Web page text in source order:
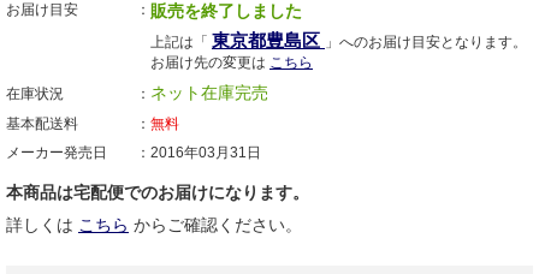
お届け目安
販売を終了しました
上記は「 東京都豊島区 」へのお届け目安となります。
お届け先の変更は こちら
在庫状況
ネット在庫完売
基本配送料
無料
メーカー発売日
2016年03月31日
本商品は宅配便でのお届けになります。
詳しくは こちら からご確認ください。